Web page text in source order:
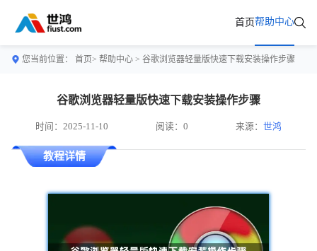
首页帮助中心
您当前位置： 首页> 帮助中心 > 谷歌浏览器轻量版快速下载安装操作步骤
谷歌浏览器轻量版快速下载安装操作步骤
时间：2025-11-10 阅读：0 来源：世鸿
教程详情